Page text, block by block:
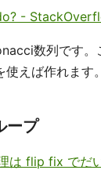
-
数列です。
えば作れます。
ープ
は flip fix でだ